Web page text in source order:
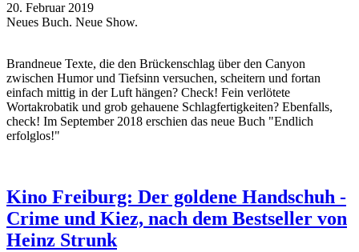
20. Februar 2019
Neues Buch. Neue Show.
Brandneue Texte, die den Brückenschlag über den Canyon
zwischen Humor und Tiefsinn versuchen, scheitern und fortan
einfach mittig in der Luft hängen? Check! Fein verlötete
Wortakrobatik und grob gehauene Schlagfertigkeiten? Ebenfalls,
check! Im September 2018 erschien das neue Buch "Endlich
erfolglos!"
Kino Freiburg: Der goldene Handschuh -
Crime und Kiez, nach dem Bestseller von
Heinz Strunk